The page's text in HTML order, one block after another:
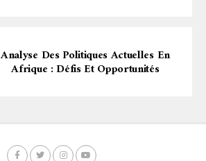
Analyse Des Politiques Actuelles En
Afrique : Défis Et Opportunités